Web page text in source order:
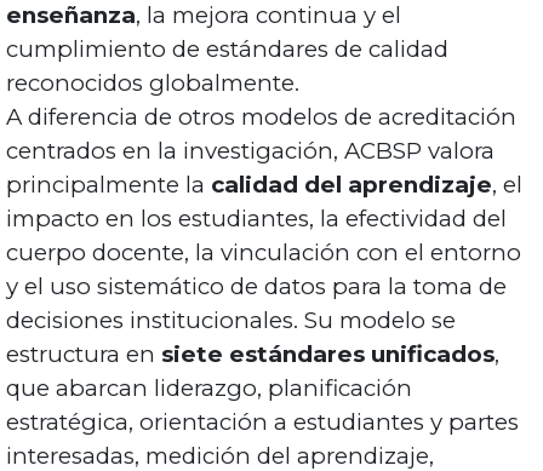
enseñanza, la mejora continua y el
cumplimiento de estándares de calidad
reconocidos globalmente.
A diferencia de otros modelos de acreditación
centrados en la investigación, ACBSP valora
principalmente la calidad del aprendizaje, el
impacto en los estudiantes, la efectividad del
cuerpo docente, la vinculación con el entorno
y el uso sistemático de datos para la toma de
decisiones institucionales. Su modelo se
estructura en siete estándares unificados,
que abarcan liderazgo, planificación
estratégica, orientación a estudiantes y partes
interesadas, medición del aprendizaje,